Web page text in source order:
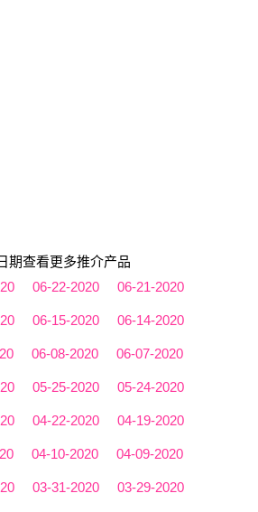
期查看更多推介产品
06-22-2020 06-21-2020
06-15-2020 06-14-2020
06-08-2020 06-07-2020
05-25-2020 05-24-2020
04-22-2020 04-19-2020
04-10-2020 04-09-2020
03-31-2020 03-29-2020